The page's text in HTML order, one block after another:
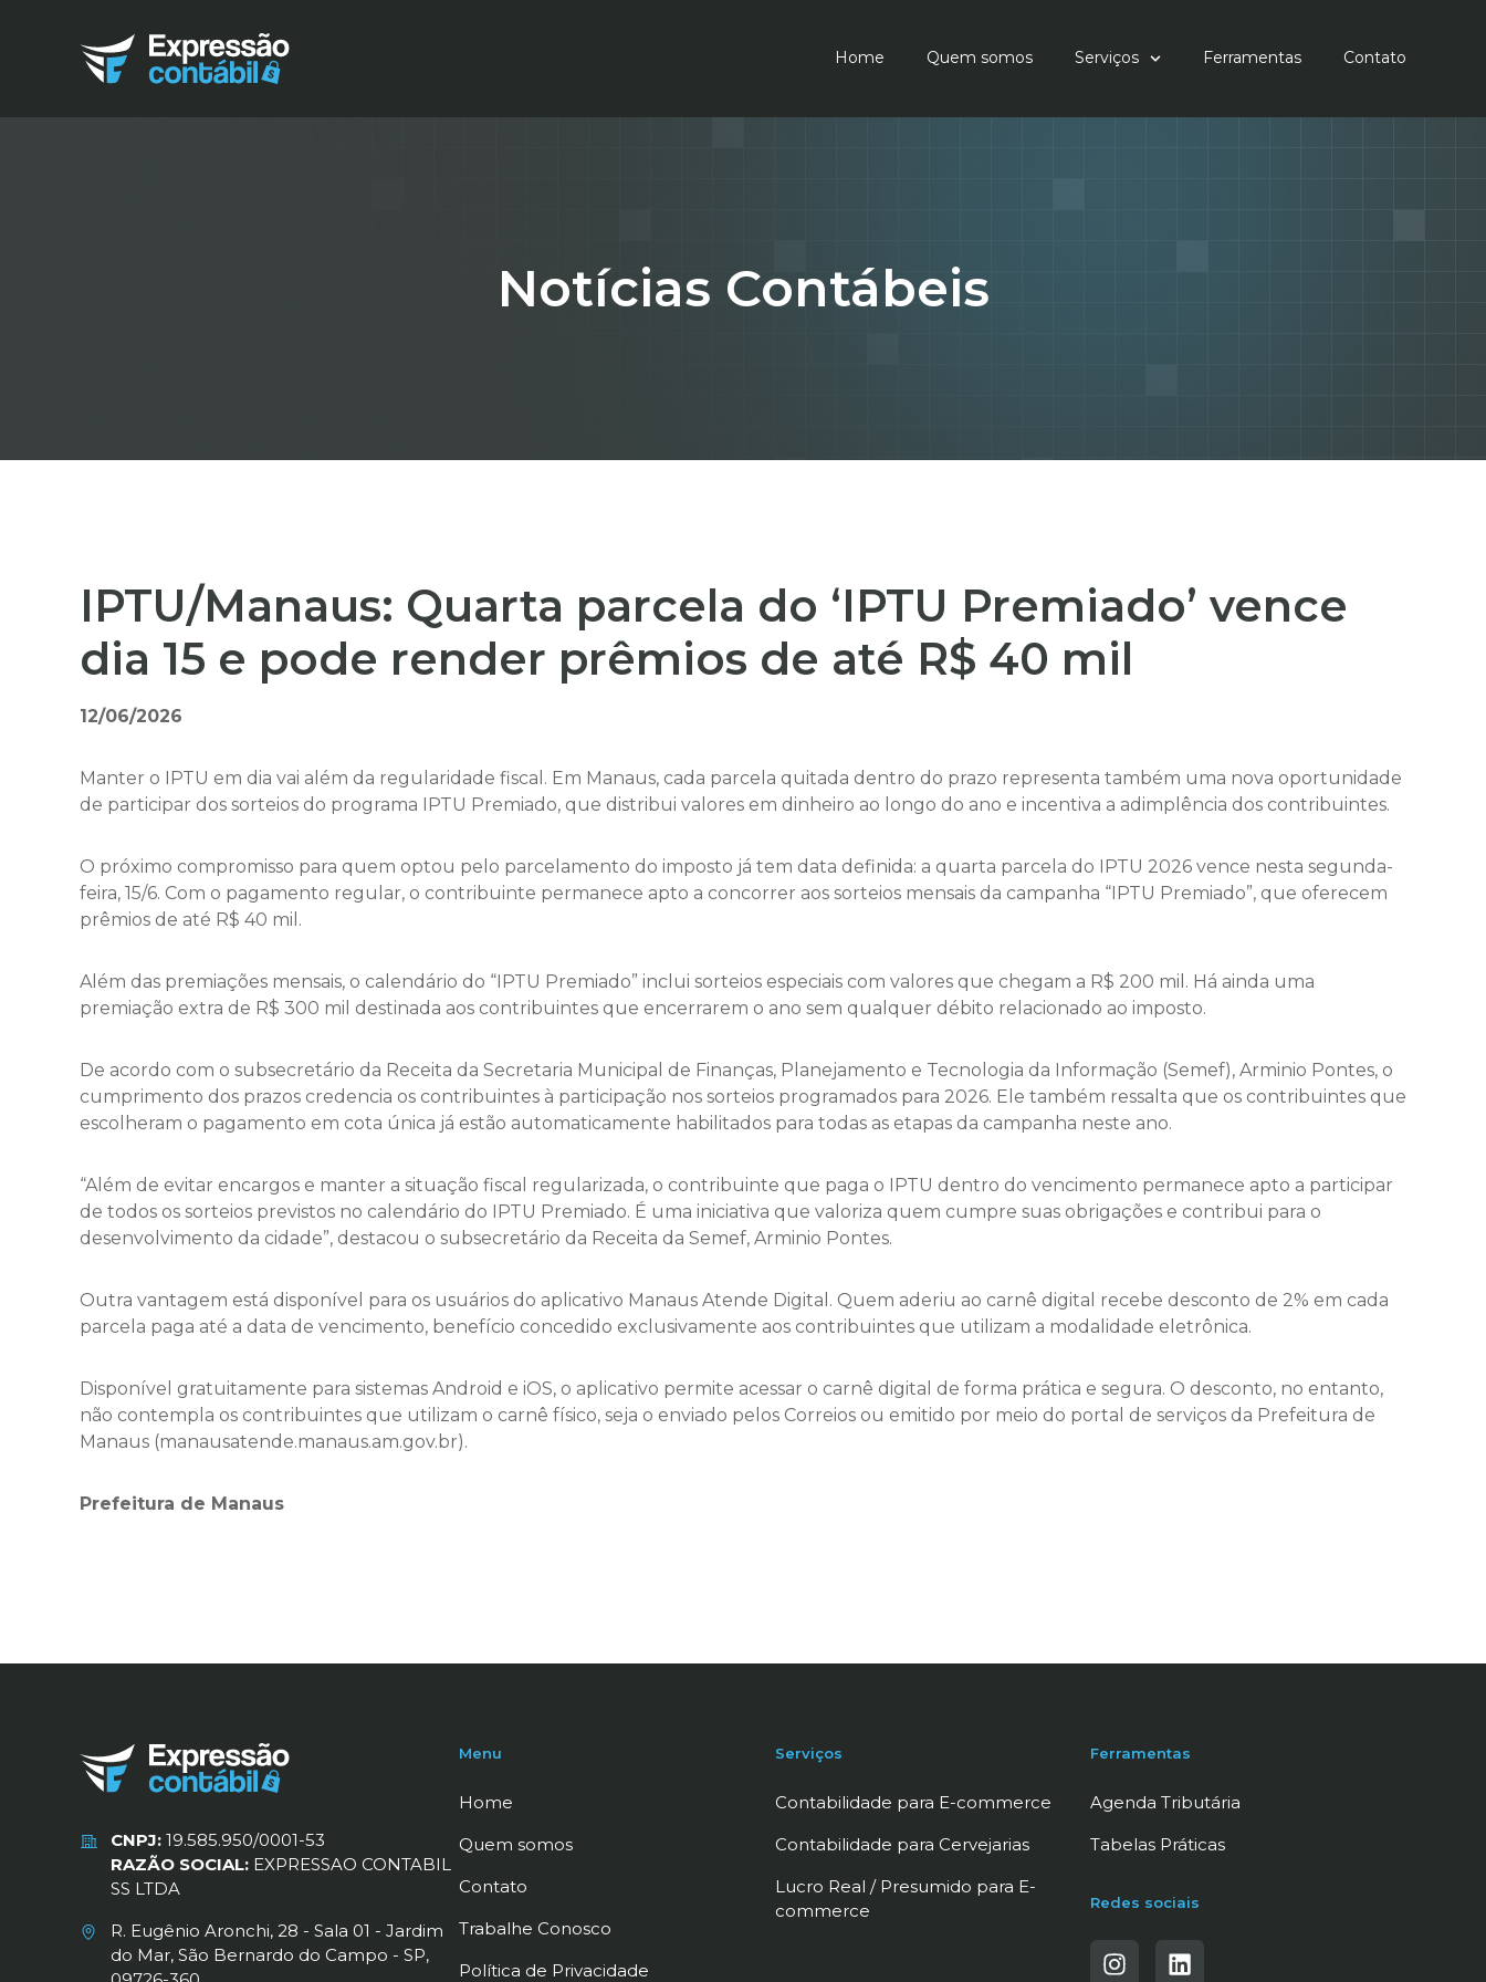
Home Quem somos Serviços Ferramentas Contato
Notícias Contábeis
IPTU/Manaus: Quarta parcela do ‘IPTU Premiado’ vence
dia 15 e pode render prêmios de até R$ 40 mil
12/06/2026
Manter o IPTU em dia vai além da regularidade fiscal. Em Manaus, cada parcela quitada dentro do prazo representa também uma nova oportunidade
de participar dos sorteios do programa IPTU Premiado, que distribui valores em dinheiro ao longo do ano e incentiva a adimplência dos contribuintes.
O próximo compromisso para quem optou pelo parcelamento do imposto já tem data definida: a quarta parcela do IPTU 2026 vence nesta segunda-
feira, 15/6. Com o pagamento regular, o contribuinte permanece apto a concorrer aos sorteios mensais da campanha “IPTU Premiado”, que oferecem
prêmios de até R$ 40 mil.
Além das premiações mensais, o calendário do “IPTU Premiado” inclui sorteios especiais com valores que chegam a R$ 200 mil. Há ainda uma
premiação extra de R$ 300 mil destinada aos contribuintes que encerrarem o ano sem qualquer débito relacionado ao imposto.
De acordo com o subsecretário da Receita da Secretaria Municipal de Finanças, Planejamento e Tecnologia da Informação (Semef), Arminio Pontes, o
cumprimento dos prazos credencia os contribuintes à participação nos sorteios programados para 2026. Ele também ressalta que os contribuintes que
escolheram o pagamento em cota única já estão automaticamente habilitados para todas as etapas da campanha neste ano.
“Além de evitar encargos e manter a situação fiscal regularizada, o contribuinte que paga o IPTU dentro do vencimento permanece apto a participar
de todos os sorteios previstos no calendário do IPTU Premiado. É uma iniciativa que valoriza quem cumpre suas obrigações e contribui para o
desenvolvimento da cidade”, destacou o subsecretário da Receita da Semef, Arminio Pontes.
Outra vantagem está disponível para os usuários do aplicativo Manaus Atende Digital. Quem aderiu ao carnê digital recebe desconto de 2% em cada
parcela paga até a data de vencimento, benefício concedido exclusivamente aos contribuintes que utilizam a modalidade eletrônica.
Disponível gratuitamente para sistemas Android e iOS, o aplicativo permite acessar o carnê digital de forma prática e segura. O desconto, no entanto,
não contempla os contribuintes que utilizam o carnê físico, seja o enviado pelos Correios ou emitido por meio do portal de serviços da Prefeitura de
Manaus (manausatende.manaus.am.gov.br).
Prefeitura de Manaus
CNPJ: 19.585.950/0001-53
RAZÃO SOCIAL: EXPRESSAO CONTABIL
SS LTDA
R. Eugênio Aronchi, 28 - Sala 01 - Jardim
do Mar, São Bernardo do Campo - SP,
Menu
Home
Quem somos
Contato
Trabalhe Conosco
Política de Privacidade
Serviços
Contabilidade para E-commerce
Contabilidade para Cervejarias
Lucro Real / Presumido para E-
commerce
Ferramentas
Agenda Tributária
Tabelas Práticas
Redes sociais